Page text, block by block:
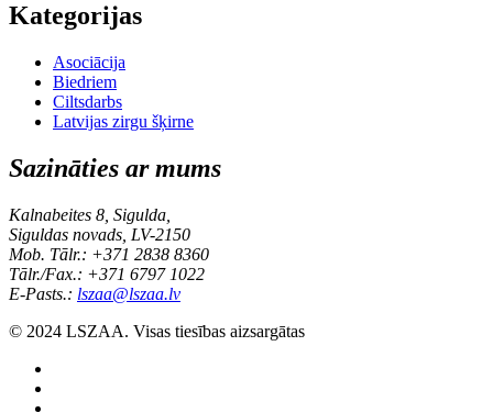
Kategorijas
Asociācija
Biedriem
Ciltsdarbs
Latvijas zirgu šķirne
Sazināties ar mums
Kalnabeites 8, Sigulda,
Siguldas novads, LV-2150
Mob. Tālr.: +371 2838 8360
Tālr./Fax.: +371 6797 1022
E-Pasts.: lszaa@lszaa.lv
© 2024 LSZAA. Visas tiesības aizsargātas